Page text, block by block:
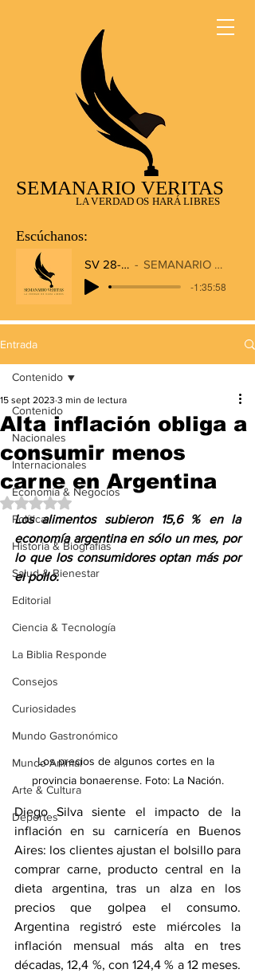
SEMANARIO VERITAS
LA VERDAD OS HARÁ LIBRES
Escúchanos:
SV 28-12-2025
SEMANARIO VERITAS RADIO
-1:35:58
Entrada
Contenido
Nacionales
Internacionales
Economía & Negocios
Política
Historia & Biografías
Salud & Bienestar
Editorial
Ciencia & Tecnología
La Biblia Responde
Consejos
Curiosidades
Mundo Gastronómico
Mundo Animal
Arte & Cultura
Deportes
Contenido
Alta inflación obliga a
consumir menos
carne en Argentina
15 sept 2023 3 min de lectura
Obtuvo NaN de 5 estrellas.
Los alimentos subieron 15,6 % en la
economía argentina en sólo un mes, por
lo que los consumidores optan más por
el pollo.
Los precios de algunos cortes en la
provincia bonaerense. Foto: La Nación.
Diego Silva siente el impacto de la
inflación en su carnicería en Buenos
Aires: los clientes ajustan el bolsillo para
comprar carne, producto central en la
dieta argentina, tras un alza en los
precios que golpea el consumo.
Argentina registró este miércoles la
inflación mensual más alta en tres
décadas, 12,4 %, con 124,4 % a 12 meses.